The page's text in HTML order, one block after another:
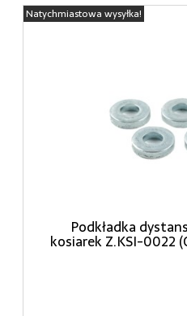
Podkładka
kosiarek Z.KSI-0022
Natychmiastowa wysyłka!